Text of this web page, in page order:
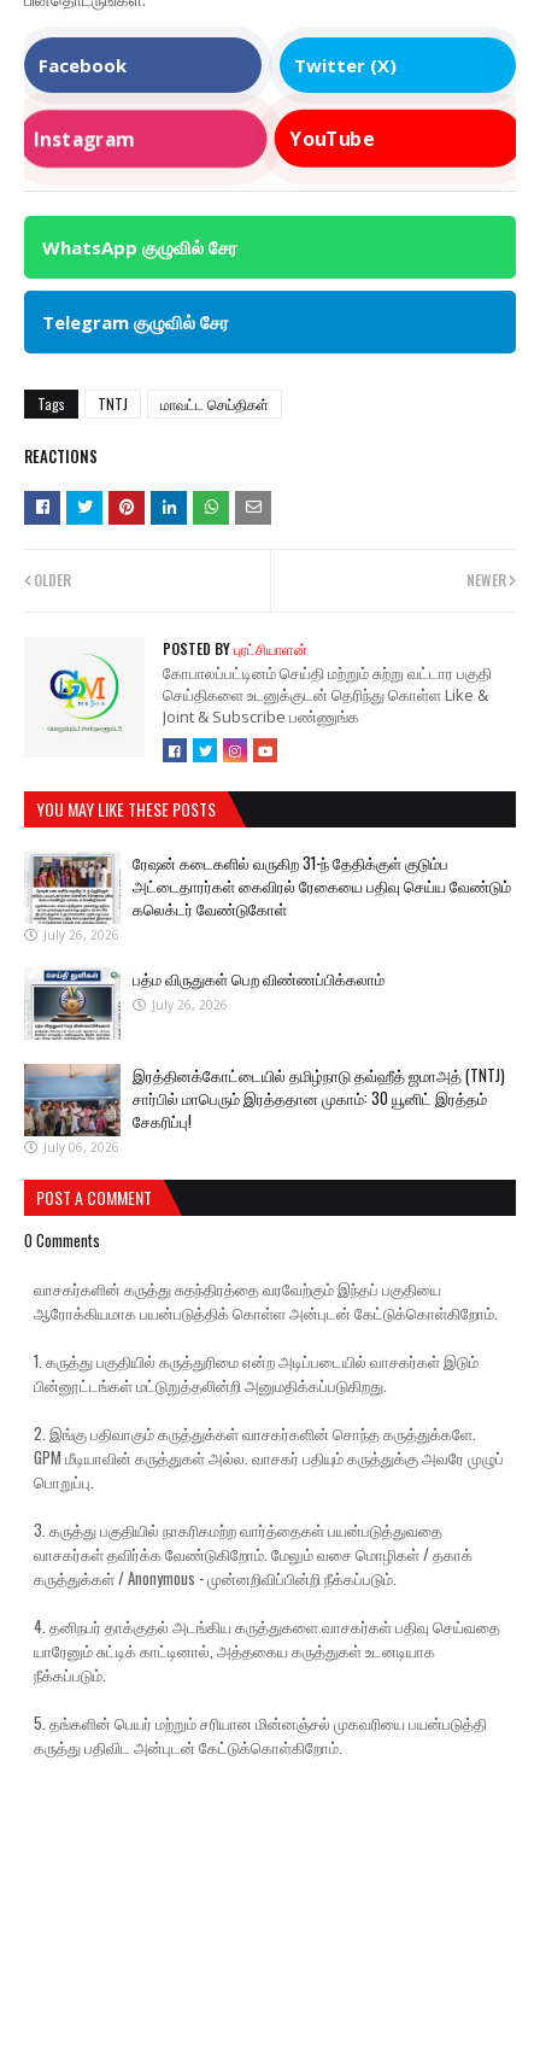
Facebook Twitter (X)
Instagram YouTube
WhatsApp குழுவில் சேர
Telegram குழுவில் சேர
Tags TNTJ மாவட்ட செய்திகள்
REACTIONS
NEWER
OLDER
POSTED BYபுரட்சியாளன்
கோபாலப்பட்டினம் செய்தி மற்றும் சுற்று வட்டார பகுதி
செய்திகளை உடனுக்குடன் தெரிந்து கொள்ள Like &
Joint & Subscribe பண்ணுங்க
YOU MAY LIKE THESE POSTS
ரேஷன் கடைகளில் வருகிற 31-ந் தேதிக்குள் குடும்ப
அட்டைதாரர்கள் கைவிரல் ரேகையை பதிவு செய்ய வேண்டும்
கலெக்டர் வேண்டுகோள்
July 26, 2026
பத்ம விருதுகள் பெற விண்ணப்பிக்கலாம்
July 26, 2026
இரத்தினக்கோட்டையில் தமிழ்நாடு தவ்ஹீத் ஜமாஅத் (TNTJ)
சார்பில் மாபெரும் இரத்ததான முகாம்: 30 யூனிட் இரத்தம்
சேகரிப்பு!
July 06, 2026
POST A COMMENT
0 Comments
வாசகர்களின் கருத்து சுதந்திரத்தை வரவேற்கும் இந்தப் பகுதியை
ஆரோக்கியமாக பயன்படுத்திக் கொள்ள அன்புடன் கேட்டுக்கொள்கிறோம்.
1. கருத்து பகுதியில் கருத்துரிமை என்ற அடிப்படையில் வாசகர்கள் இடும்
பின்னூட்டங்கள் மட்டுறுத்தலின்றி அனுமதிக்கப்படுகிறது.
2. இங்கு பதிவாகும் கருத்துக்கள் வாசகர்களின் சொந்த கருத்துக்களே.
GPM மீடியாவின் கருத்துகள் அல்ல. வாசகர் பதியும் கருத்துக்கு அவரே முழுப்
பொறுப்பு.
3. கருத்து பகுதியில் நாகரிகமற்ற வார்த்தைகள் பயன்படுத்துவதை
வாசகர்கள் தவிர்க்க வேண்டுகிறோம். மேலும் வசை மொழிகள் / தகாக்
கருத்துக்கள் / Anonymous - முன்னறிவிப்பின்றி நீக்கப்படும்.
4. தனிநபர் தாக்குதல் அடங்கிய கருத்துகளை வாசகர்கள் பதிவு செய்வதை
யாரேனும் சுட்டிக் காட்டினால், அத்தகைய கருத்துகள் உடனடியாக
நீக்கப்படும்.
5. தங்களின் பெயர் மற்றும் சரியான மின்னஞ்சல் முகவரியை பயன்படுத்தி
கருத்து பதிவிட அன்புடன் கேட்டுக்கொள்கிறோம்.